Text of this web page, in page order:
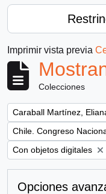
Imprimir vista previa
Colecciones
Remove filter:
Caraball Martínez,
Remove filter:
Chile. Congreso
Remove filter:
Con objetos digitales
Opciones